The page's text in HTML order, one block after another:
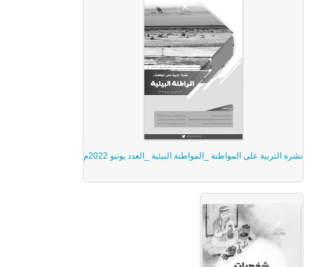
نشرة التربية على المواطنة _المواطنة البيئية _العدد يونيو 2022م